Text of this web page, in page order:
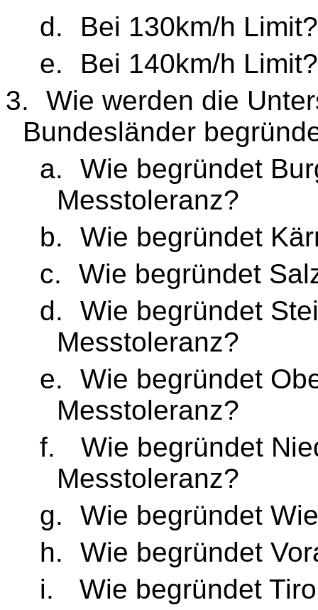
d.
Bei 130km/h Limit?
e.
Bei 140km/h Limit?
3.
Wie werden die
Bundesländer
a.
Wie begründet
Messtoleranz?
b.
Wie begründet
c.
Wie begründet
d.
Wie begründet
Messtoleranz?
e.
Wie begründet
Messtoleranz?
f.
Wie begründet
Messtoleranz?
g.
Wie begründet
h.
Wie begründet
i.
Wie begründet